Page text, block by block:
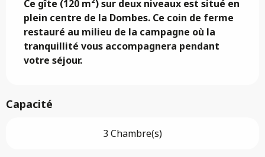
Ce gîte (120 m²) sur deux niveaux est situé en
plein centre de la Dombes. Ce coin de ferme
restauré au milieu de la campagne où la
tranquillité vous accompagnera pendant
votre séjour.
Capacité
3 Chambre(s)